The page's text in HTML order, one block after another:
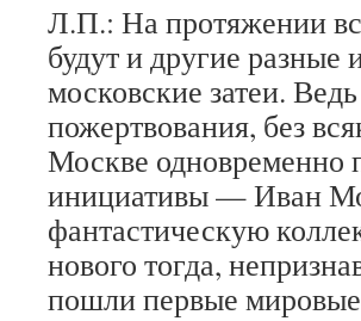
Л.П.: На протяжении
будут и другие разные
московские затеи.
пожертвования, без
Москве одновременно
инициативы — Иван
фантастическую
нового тогда,
пошли первые